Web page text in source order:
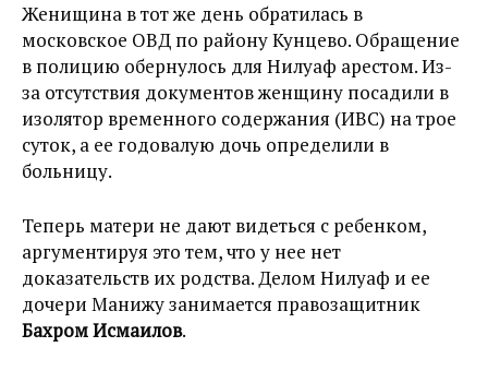
Женищина в тот же день обратилась в
московское ОВД по району Кунцево. Обращение
в полицию обернулось для Нилуаф арестом. Из-
за отсутствия документов женщину посадили в
изолятор временного содержания (ИВС) на трое
суток, а ее годовалую дочь определили в
больницу.
Теперь матери не дают видеться с ребенком,
аргументируя это тем, что у нее нет
доказательств их родства. Делом Нилуаф и ее
дочери Манижу занимается правозащитник
Бахром Исмаилов.